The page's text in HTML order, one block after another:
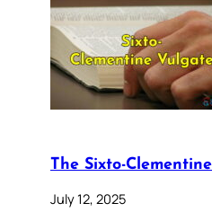
The Sixto-
July 12, 2025